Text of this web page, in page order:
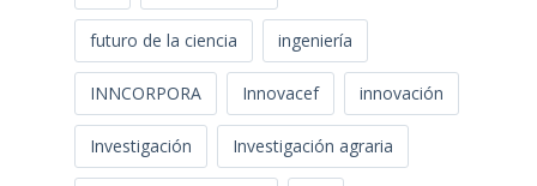
futuro de la ciencia ingeniería
INNCORPORA Innovacef innovación
Investigación Investigación agraria